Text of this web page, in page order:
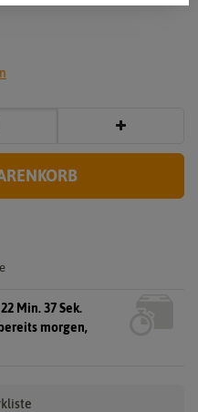
Min. 37 Sek.
morgen,